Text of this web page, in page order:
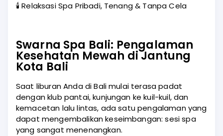
🕯️ Relaksasi Spa Pribadi, Tenang & Tanpa Cela
Swarna Spa Bali: Pengalaman
Kesehatan Mewah di Jantung
Kota Bali
Saat liburan Anda di Bali mulai terasa padat
dengan klub pantai, kunjungan ke kuil-kuil, dan
kemacetan lalu lintas, ada satu pengalaman yang
dapat mengembalikan keseimbangan: sesi spa
yang sangat menenangkan.